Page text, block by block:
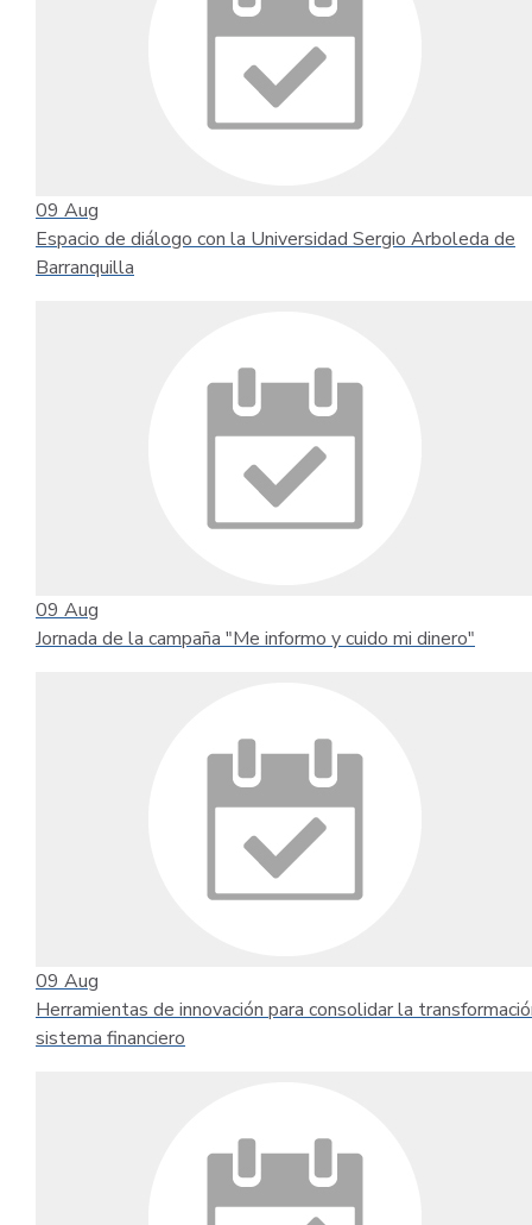
09 Aug
Espacio de diálogo con la Universidad Sergio Arboleda de
Barranquilla
09 Aug
Jornada de la campaña "Me informo y cuido mi dinero"
09 Aug
Herramientas de innovación para consolidar la
sistema financiero